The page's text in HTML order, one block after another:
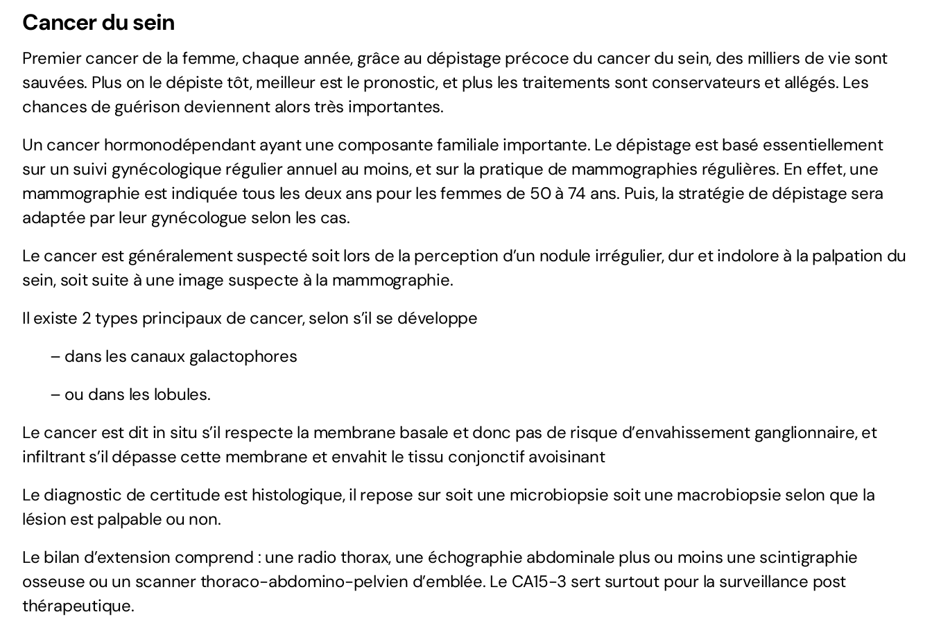
virginité
Chirurgie intime pour retrouver
la virginité
Cancer du sein
Premiercancerde la femme, chaque année, grâce au dépistage précoce du cancerdu sein, des milliers de vie sont
sauvées. Plus on le dépiste tôt, meilleur est le pronostic, et plus les traitements sont conservateurs et allégés. Les
chances de guérison deviennent alors très importantes.
Un cancer hormonodépendant ayant une composante familiale importante. Le dépistage est basé essentiellement
sur un suivi gynécologique régulier annuel au moins, et sur la pratique de mammographies régulières. En effet, une
mammographie est indiquée tous les deux ans pour les femmes de 50 à 74 ans. Puis, la stratégie de dépistage sera
adaptée par leur gynécologue selon les cas.
Le cancer est généralement suspecté soit lors de la perception d’un nodule irrégulier, dur et indolore à la palpation du
sein, soit suite à une image suspecte à la mammographie.
Il existe 2 types principaux de cancer, selon s’il se développe
– dans les canaux galactophores
– ou dans les lobules.
Le cancer est dit in situ s’il respecte la membrane basale et donc pas de risque d’envahissement ganglionnaire, et
infiltrant s’il dépasse cette membrane et envahit le tissu conjonctif avoisinant
Le diagnostic de certitude est histologique, il repose sur soit une microbiopsie soit une macrobiopsie selon que la
lésion est palpable ou non.
Le bilan d’extension comprend : une radio thorax, une échographie abdominale plus ou moins une scintigraphie
osseuse ou un scanner thoraco-abdomino-pelvien d’emblée. Le CA15-3 sert surtout pour la surveillance post
thérapeutique.